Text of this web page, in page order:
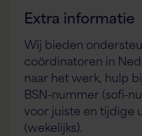
Extra informatie
Wij bieden
coördinatoren in
naar het werk, hulp
BSN-nummer (sofi-
voor juiste en tijdige
(wekelijks).